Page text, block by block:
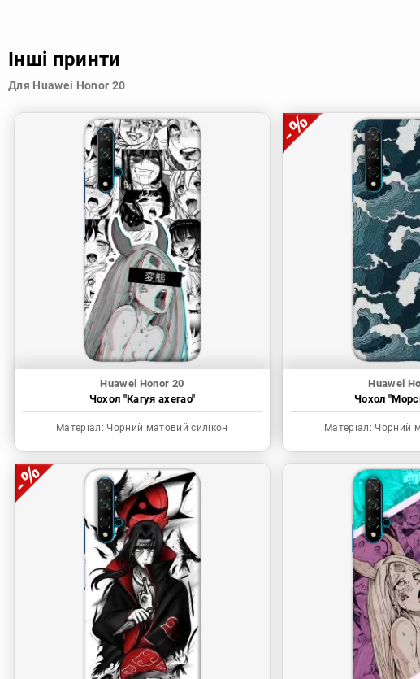
Інші принти
Для Huawei Honor 20
Huawei Honor 20
Чохол "Кагуя ахегао"
Матеріал: Чорний матовий силікон
Huawei
Чохол
Матеріал: Чорний